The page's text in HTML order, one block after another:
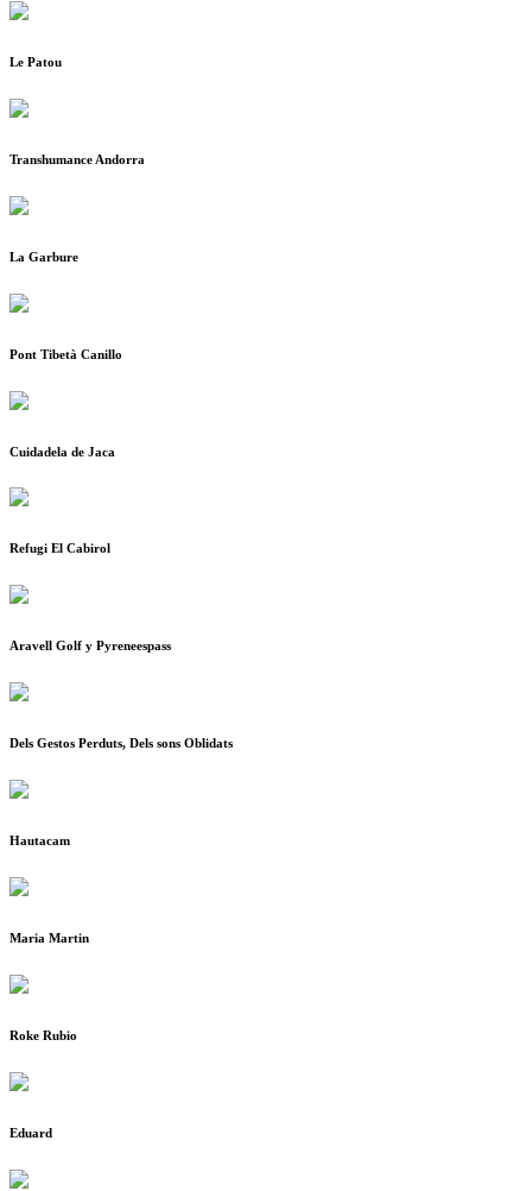
Le Patou
Transhumance Andorra
La Garbure
Pont Tibetà Canillo
Cuidadela de Jaca
Refugi El Cabirol
Aravell Golf y Pyreneespass
Dels Gestos Perduts, Dels sons Oblidats
Hautacam
Maria Martin
Roke Rubio
Eduard